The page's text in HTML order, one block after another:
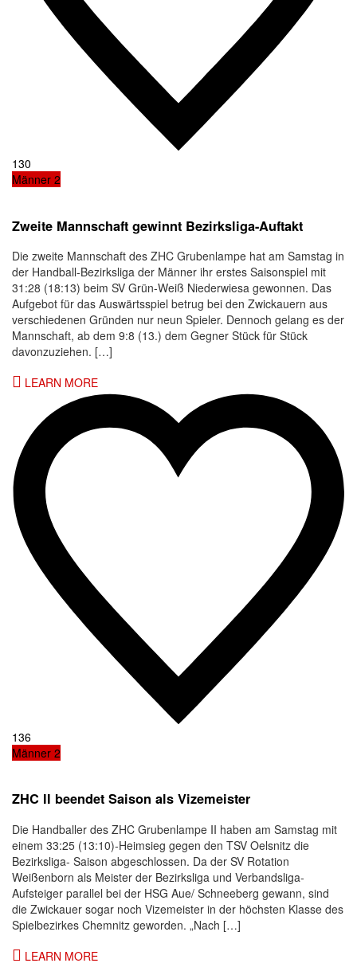
130
Männer 2
Zweite Mannschaft gewinnt Bezirksliga-Auftakt
Die zweite Mannschaft des ZHC Grubenlampe hat am Samstag in
der Handball-Bezirksliga der Männer ihr erstes Saisonspiel mit
31:28 (18:13) beim SV Grün-Weiß Niederwiesa gewonnen. Das
Aufgebot für das Auswärtsspiel betrug bei den Zwickauern aus
verschiedenen Gründen nur neun Spieler. Dennoch gelang es der
Mannschaft, ab dem 9:8 (13.) dem Gegner Stück für Stück
davonzuziehen. […]
LEARN MORE
136
Männer 2
ZHC II beendet Saison als Vizemeister
Die Handballer des ZHC Grubenlampe II haben am Samstag mit
einem 33:25 (13:10)-Heimsieg gegen den TSV Oelsnitz die
Bezirksliga- Saison abgeschlossen. Da der SV Rotation
Weißenborn als Meister der Bezirksliga und Verbandsliga-
Aufsteiger parallel bei der HSG Aue/ Schneeberg gewann, sind
die Zwickauer sogar noch Vizemeister in der höchsten Klasse des
Spielbezirkes Chemnitz geworden. „Nach […]
LEARN MORE